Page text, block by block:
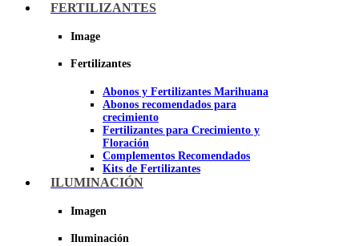
FERTILIZANTES
Image
Fertilizantes
Abonos y Fertilizantes Marihuana
Abonos recomendados para
crecimiento
Fertilizantes para Crecimiento y
Floración
Complementos Recomendados
Kits de Fertilizantes
ILUMINACIÓN
Imagen
Iluminación